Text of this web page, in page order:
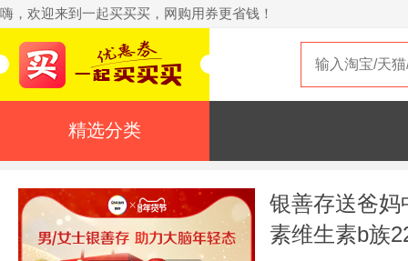
嗨，欢迎来到一起买买买，网购用券更省钱！
精选分类
银善存送爸妈
素维生素b族